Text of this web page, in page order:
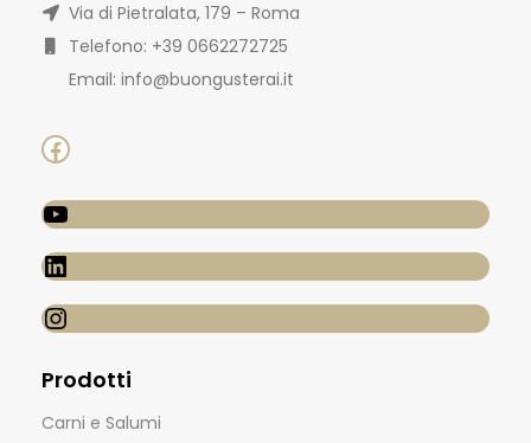
Via di Pietralata, 179 – Roma
Telefono: +39 0662272725
Email: info@buongusterai.it
Prodotti
Carni e Salumi